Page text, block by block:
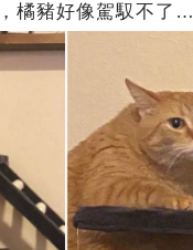
橘豬好像駕馭不了…